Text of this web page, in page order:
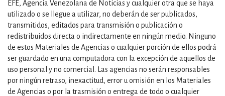
EFE, Agencia Venezolana de Noticias y cualquier otra que se haya
utilizado o se llegue a utilizar, no deberán de ser publicados,
transmitidos, editados para transmisión o publicación o
redistribuidos directa o indirectamente en ningún medio. Ninguno
de estos Materiales de Agencias o cualquier porción de ellos podrá
ser guardado en una computadora con la excepción de aquellos de
uso personal y no comercial. Las agencias no serán responsables
por ningún retraso, inexactitud, error u omisión en los Materiales
de Agencias o por la trasmisión o entrega de todo o cualquier